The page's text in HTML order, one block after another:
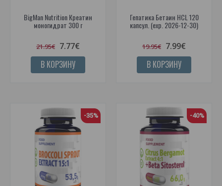
BigMan Nutrition Креатин
моногидрат 300 г
21.95€ 7.77€
В КОРЗИНУ
Гепатика Бетаин HCL 120
капсул. (exp. 2026-12-30)
19.95€ 7.99€
В КОРЗИНУ
-35% -40%